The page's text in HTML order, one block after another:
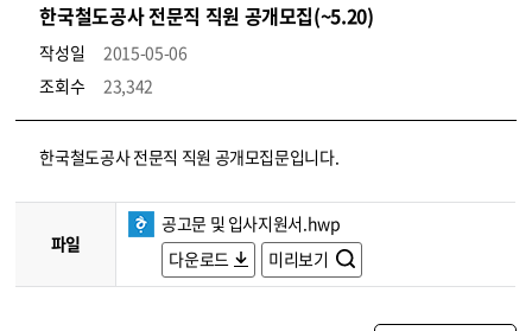
한국철도공사 전문직 직원 공개모집(~5.20)
작성일
2015-05-06
조회수
23,342
코레일소개_경영공시_채용공고 상세보기 – 내용, 파일, 담당자 연락처로 구성
한국철도공사 전문직 직원 공개모집문입니다.
파일
공고문 및 입사지원서.hwp
다운로드
미리보기